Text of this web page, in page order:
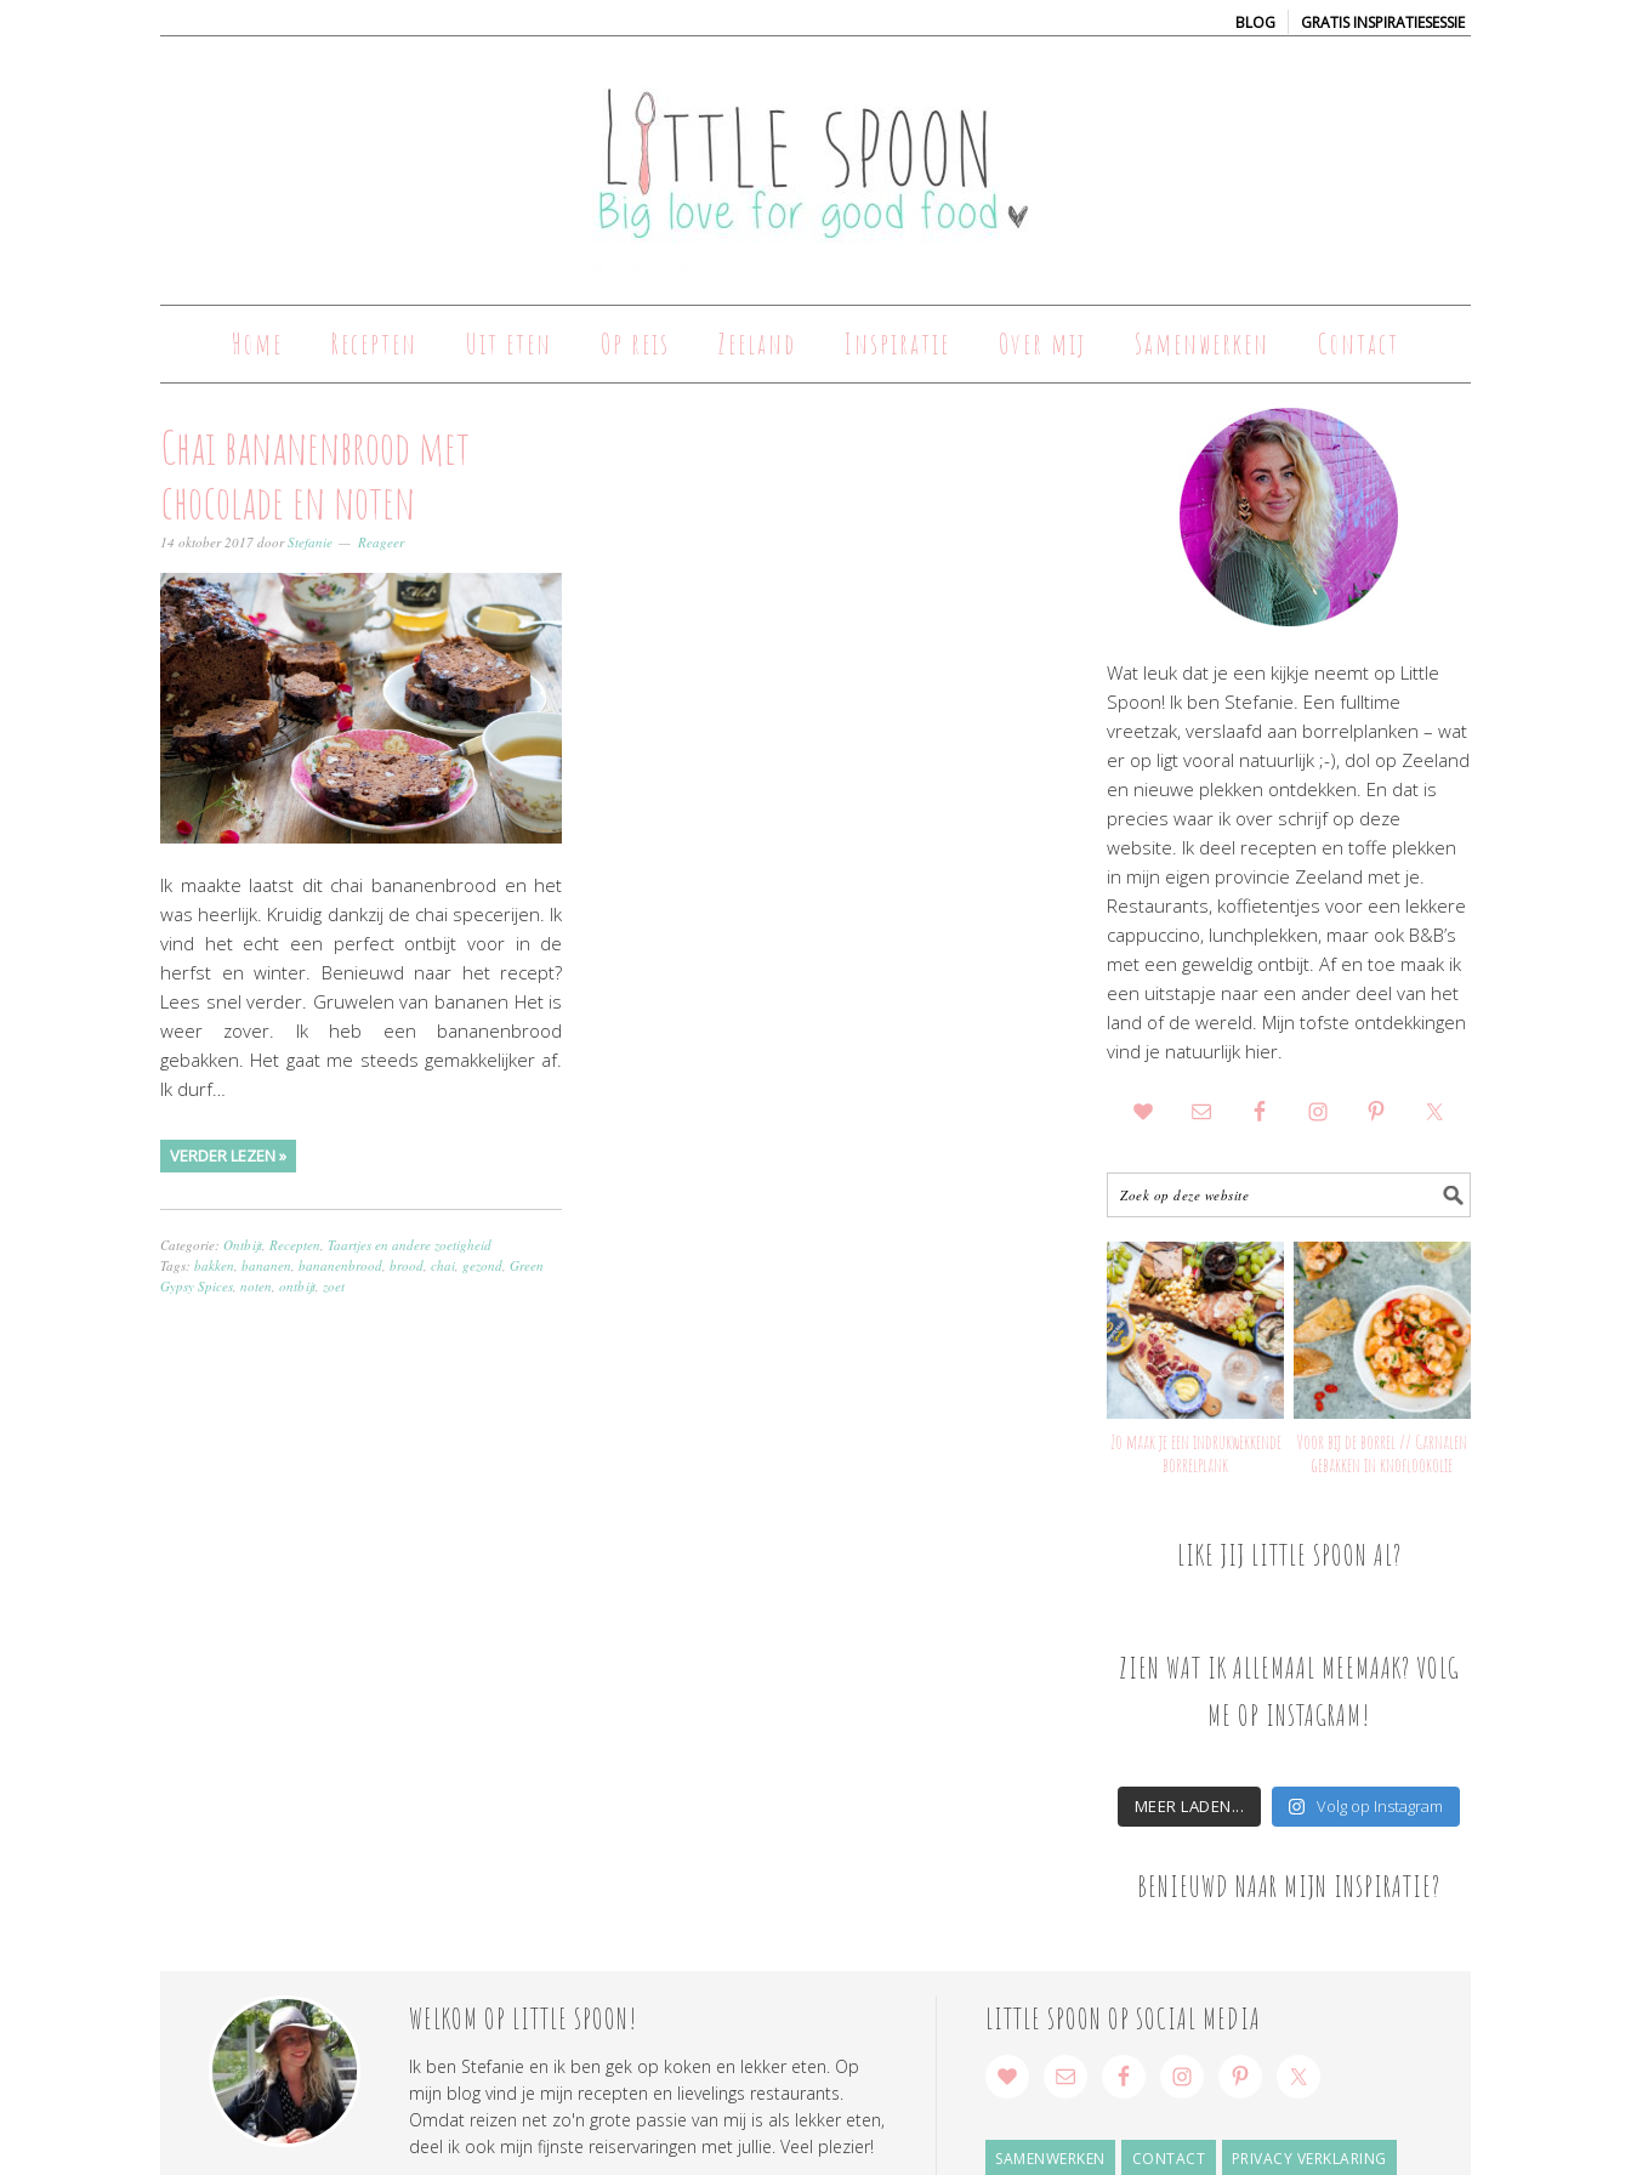
BLOG | GRATIS INSPIRATIESESSIE
Home Recepten Uit eten Op reis Zeeland Inspiratie Over mij Samenwerken Contact
Chai bananenbrood met
chocolade en noten
14 oktober 2017 doorStefanie Reageer
Ik maakte laatst dit chai bananenbrood en het
was heerlijk. Kruidig dankzij de chai specerijen. Ik
vind het echt een perfect ontbijt voor in de
herfst en winter. Benieuwd naar het recept?
Lees snel verder. Gruwelen van bananen Het is
weer zover. Ik heb een bananenbrood
gebakken. Het gaat me steeds gemakkelijker af.
Ik durf…
VERDER LEZEN »
Categorie: Ontbijt Recepten Taartjes en andere zoetigheid
Tags: bakken bananen bananenbrood brood chai gezond Green
Gypsy Spices noten ontbijt zoet
Wat leuk dat je een kijkje neemt op Little
Spoon! Ik ben Stefanie. Een fulltime
vreetzak, verslaafd aan borrelplanken – wat
er op ligt vooral natuurlijk ;-), dol op Zeeland
en nieuwe plekken ontdekken. En dat is
precies waar ik over schrijf op deze
website. Ik deel recepten en toffe plekken
in mijn eigen provincie Zeeland met je.
Restaurants, koffietentjes voor een lekkere
cappuccino, lunchplekken, maar ook B&B’s
met een geweldig ontbijt. Af en toe maak ik
een uitstapje naar een ander deel van het
land of de wereld. Mijn tofste ontdekkingen
vind je natuurlijk hier.
Zo maak je een indrukwekkende
borrelplank
Voor bij de borrel // Garnalen
gebakken in knoflookolie
LIKE JIJ LITTLE SPOON AL?
ZIEN WAT IK ALLEMAAL MEEMAAK? VOLG
ME OP INSTAGRAM!
MEER LADEN... Volg op Instagram
BENIEUWD NAAR MIJN INSPIRATIE?
WELKOM OP LITTLE SPOON!
Ik ben Stefanie en ik ben gek op koken en lekker eten. Op
mijn blog vind je mijn recepten en lievelings restaurants.
Omdat reizen net zo'n grote passie van mij is als lekker eten,
deel ik ook mijn fijnste reiservaringen met jullie. Veel plezier!
LITTLE SPOON OP SOCIAL MEDIA
SAMENWERKEN CONTACT PRIVACY VERKLARING